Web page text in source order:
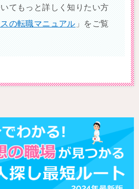
てもっと詳しく知りたい方
の転職マニュアル 」をご覧